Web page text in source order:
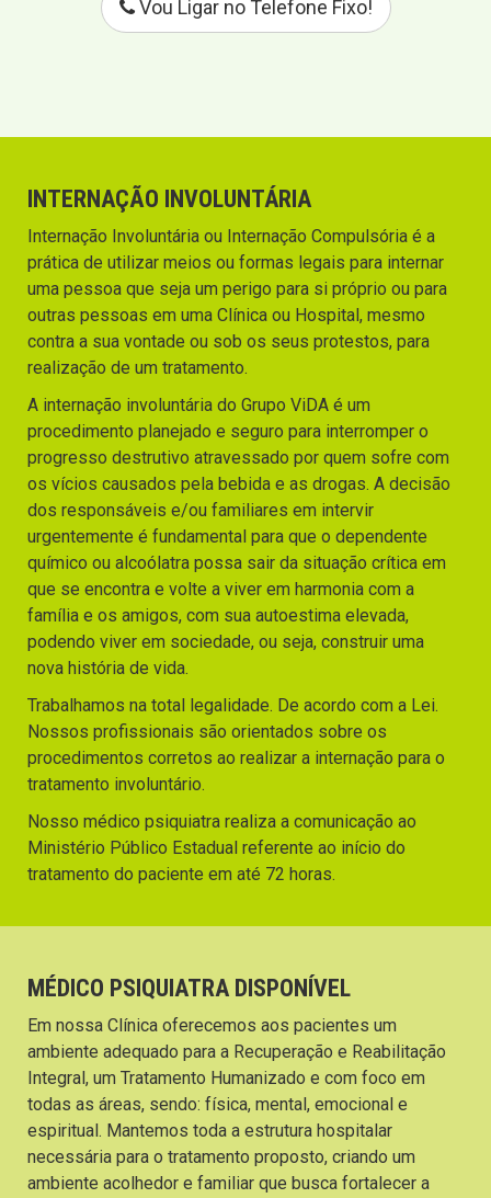
Vou Ligar no Telefone Fixo!
INTERNAÇÃO INVOLUNTÁRIA
Internação Involuntária ou Internação Compulsória é a
prática de utilizar meios ou formas legais para internar
uma pessoa que seja um perigo para si próprio ou para
outras pessoas em uma Clínica ou Hospital, mesmo
contra a sua vontade ou sob os seus protestos, para
realização de um tratamento.
A internação involuntária do Grupo ViDA é um
procedimento planejado e seguro para interromper o
progresso destrutivo atravessado por quem sofre com
os vícios causados pela bebida e as drogas. A decisão
dos responsáveis e/ou familiares em intervir
urgentemente é fundamental para que o dependente
químico ou alcoólatra possa sair da situação crítica em
que se encontra e volte a viver em harmonia com a
família e os amigos, com sua autoestima elevada,
podendo viver em sociedade, ou seja, construir uma
nova história de vida.
Trabalhamos na total legalidade. De acordo com a Lei.
Nossos profissionais são orientados sobre os
procedimentos corretos ao realizar a internação para o
tratamento involuntário.
Nosso médico psiquiatra realiza a comunicação ao
Ministério Público Estadual referente ao início do
tratamento do paciente em até 72 horas.
MÉDICO PSIQUIATRA DISPONÍVEL
Em nossa Clínica oferecemos aos pacientes um
ambiente adequado para a Recuperação e Reabilitação
Integral, um Tratamento Humanizado e com foco em
todas as áreas, sendo: física, mental, emocional e
espiritual. Mantemos toda a estrutura hospitalar
necessária para o tratamento proposto, criando um
ambiente acolhedor e familiar que busca fortalecer a